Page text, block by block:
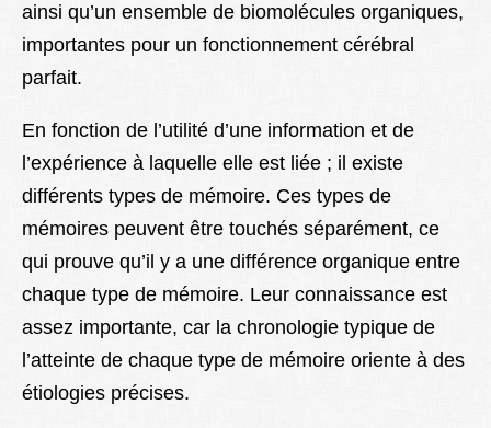
ainsi qu’un ensemble de biomolécules organiques,
importantes pour un fonctionnement cérébral
parfait.
En fonction de l’utilité d’une information et de
l’expérience à laquelle elle est liée ; il existe
différents types de mémoire. Ces types de
mémoires peuvent être touchés séparément, ce
qui prouve qu’il y a une différence organique entre
chaque type de mémoire. Leur connaissance est
assez importante, car la chronologie typique de
l’atteinte de chaque type de mémoire oriente à des
étiologies précises.